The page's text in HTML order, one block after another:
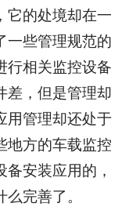
它的处境却在一
一些管理规范的
行相关监控设备
差，但是管理却
用管理却还处于
地方的车载监控
安装应用的，
完善了。